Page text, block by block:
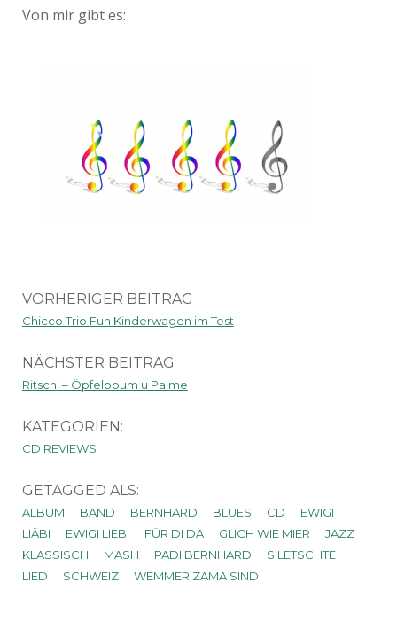
Von mir gibt es:
VORHERIGER BEITRAG
Chicco Trio Fun Kinderwagen im Test
NÄCHSTER BEITRAG
Ritschi – Öpfelboum u Palme
KATEGORIEN:
CD REVIEWS
GETAGGED ALS:
ALBUM BAND BERNHARD BLUES CD
EWIGI
LIÄBI
EWIGI LIEBI FÜR DI DA GLICH WIE MIER
JAZZ
KLASSISCH
MASH PADI BERNHARD
S'LETSCHTE
LIED
SCHWEIZ WEMMER ZÄMÄ SIND